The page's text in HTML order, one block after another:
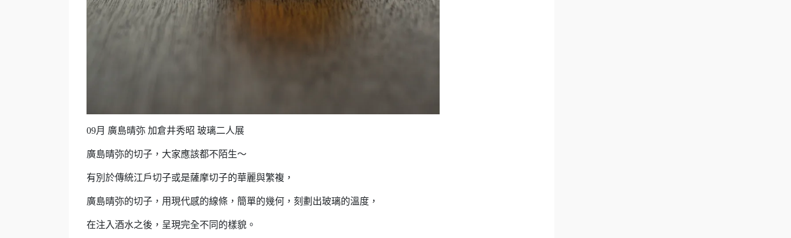
09月 廣島晴弥 加倉井秀昭 玻璃二人展
廣島晴弥的切子，大家應該都不陌生～
有別於傳統江戶切子或是薩摩切子的華麗與繁複，
廣島晴弥的切子，用現代感的線條，簡單的幾何，刻劃出玻璃的溫度，
在注入酒水之後，呈現完全不同的樣貌。